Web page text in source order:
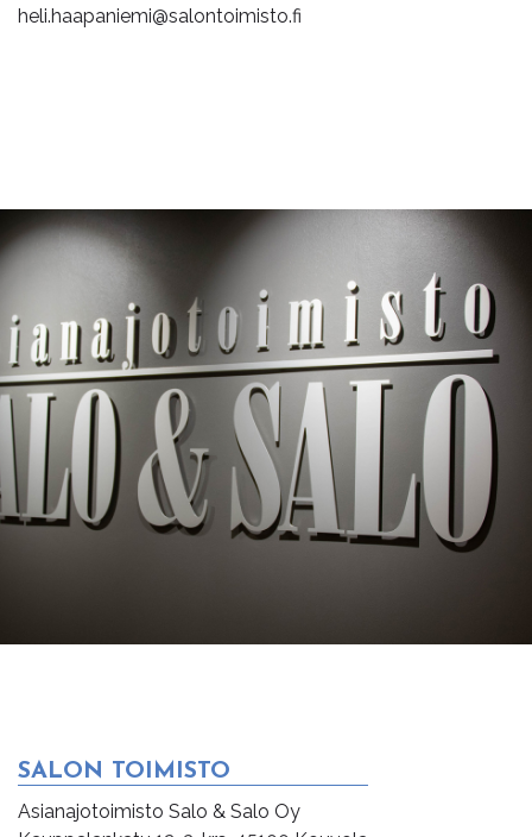
heli.haapaniemi@salontoimisto.fi
SALON TOIMISTO
Asianajotoimisto Salo & Salo Oy